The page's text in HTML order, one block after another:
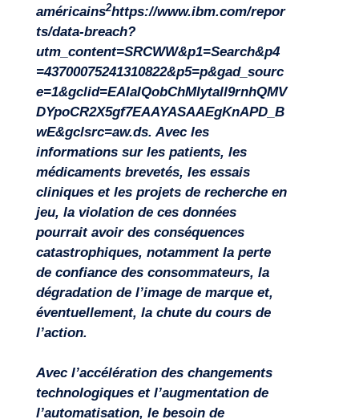
Missions
américains2https://www.ibm.com/repor
ts/data-breach?
utm_content=SRCWW&p1=Search&p4
=43700075241310822&p5=p&gad_sourc
e=1&gclid=EAIaIQobChMIytall9rnhQMV
DYpoCR2X5gf7EAAYASAAEgKnAPD_B
wE&gclsrc=aw.ds. Avec les
informations sur les patients, les
médicaments brevetés, les essais
cliniques et les projets de recherche en
jeu, la violation de ces données
pourrait avoir des conséquences
catastrophiques, notamment la perte
de confiance des consommateurs, la
dégradation de l’image de marque et,
éventuellement, la chute du cours de
l’action.
Avec l’accélération des changements
technologiques et l’augmentation de
l’automatisation, le besoin de